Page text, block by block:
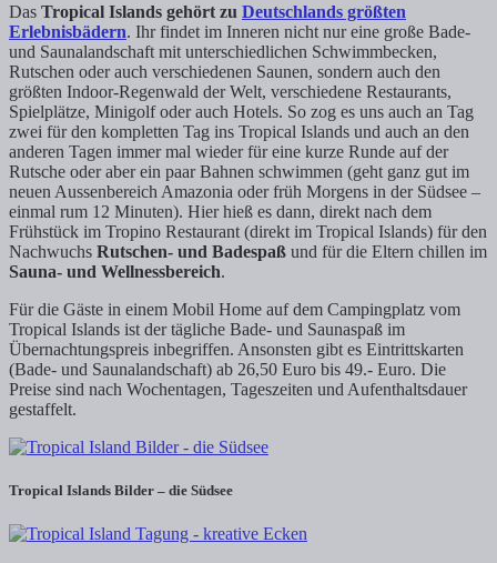
Das Tropical Islands gehört zu Deutschlands größten
Erlebnisbädern. Ihr findet im Inneren nicht nur eine große Bade-
und Saunalandschaft mit unterschiedlichen Schwimmbecken,
Rutschen oder auch verschiedenen Saunen, sondern auch den
größten Indoor-Regenwald der Welt, verschiedene Restaurants,
Spielplätze, Minigolf oder auch Hotels. So zog es uns auch an Tag
zwei für den kompletten Tag ins Tropical Islands und auch an den
anderen Tagen immer mal wieder für eine kurze Runde auf der
Rutsche oder aber ein paar Bahnen schwimmen (geht ganz gut im
neuen Aussenbereich Amazonia oder früh Morgens in der Südsee –
einmal rum 12 Minuten). Hier hieß es dann, direkt nach dem
Frühstück im Tropino Restaurant (direkt im Tropical Islands) für den
Nachwuchs Rutschen- und Badespaß und für die Eltern chillen im
Sauna- und Wellnessbereich.
Für die Gäste in einem Mobil Home auf dem Campingplatz vom
Tropical Islands ist der tägliche Bade- und Saunaspaß im
Übernachtungspreis inbegriffen. Ansonsten gibt es Eintrittskarten
(Bade- und Saunalandschaft) ab 26,50 Euro bis 49.- Euro. Die
Preise sind nach Wochentagen, Tageszeiten und Aufenthaltsdauer
gestaffelt.
Tropical Islands Bilder – die Südsee